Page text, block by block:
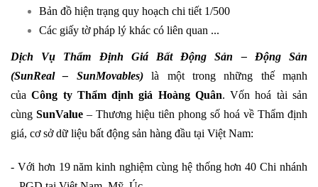
Bản đồ hiện trạng quy hoạch chi tiết 1/500
Các giấy tờ pháp lý khác có liên quan ...
Dịch Vụ Thẩm Định Giá Bất Động Sản – Động Sản
(SunReal– SunMovables)là một trong những thế mạnh
củaCông ty Thẩm định giá Hoàng Quân. Vốn hoá tài sản
cùng SunValue – Thương hiệu tiên phong số hoá về Thẩm định
giá, cơ sở dữ liệu bất động sản hàng đầu tại Việt Nam:
- Với hơn 19 năm kinh nghiệm cùng hệ thống hơn 40 Chi nhánh